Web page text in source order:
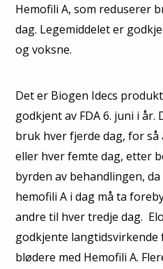
Hemofili A, som reduserer
dag. Legemiddelet er
og voksne.
Det er Biogen Idecs
godkjent av FDA 6. juni i
bruk hver fjerde dag, for
eller hver femte dag, etter
byrden av behandlingen,
hemofili A i dag må ta
andre til hver tredje dag.
godkjente
blødere med Hemofili A.